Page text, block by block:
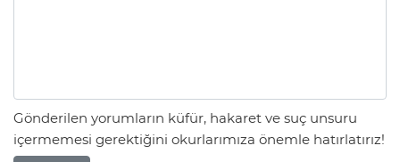
Gönderilen yorumların küfür, hakaret ve suç unsuru
içermemesi gerektiğini okurlarımıza önemle hatırlatırız!